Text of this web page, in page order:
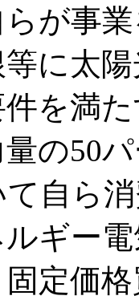
が事
に太
を満
量の50
自ら
ルギー
定価